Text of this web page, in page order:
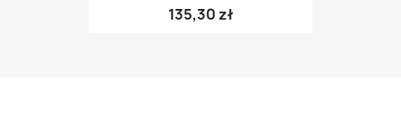
135,30 zł